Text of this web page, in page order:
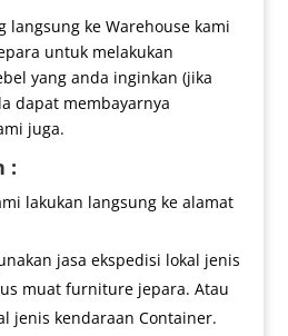
langsung ke Warehouse kami
untuk melakukan
yang anda inginkan (jika
dapat membayarnya
juga.
:
lakukan langsung ke alamat
jasa ekspedisi lokal jenis
muat furniture jepara. Atau
jenis kendaraan Container.